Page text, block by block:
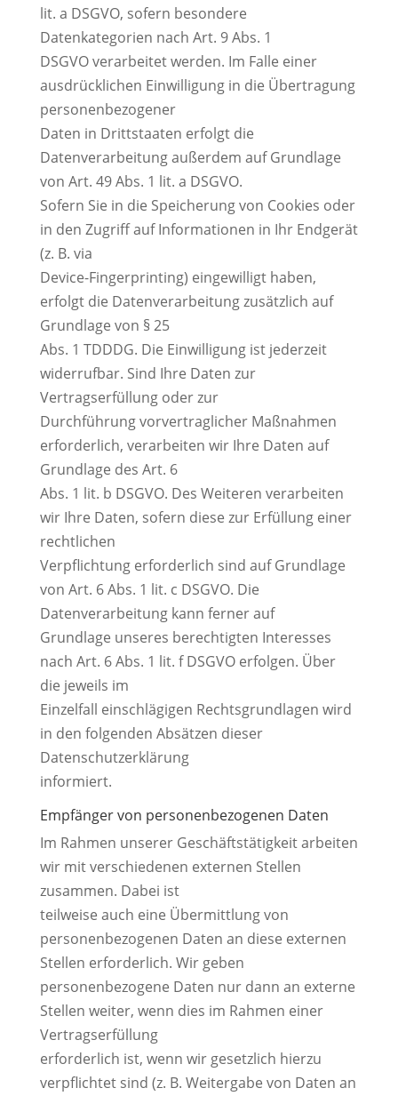
lit. a DSGVO, sofern besondere
Datenkategorien nach Art. 9 Abs. 1
DSGVO verarbeitet werden. Im Falle einer
ausdrücklichen Einwilligung in die Übertragung
personenbezogener
Daten in Drittstaaten erfolgt die
Datenverarbeitung außerdem auf Grundlage
von Art. 49 Abs. 1 lit. a DSGVO.
Sofern Sie in die Speicherung von Cookies oder
in den Zugriff auf Informationen in Ihr Endgerät
(z. B. via
Device-Fingerprinting) eingewilligt haben,
erfolgt die Datenverarbeitung zusätzlich auf
Grundlage von § 25
Abs. 1 TDDDG. Die Einwilligung ist jederzeit
widerrufbar. Sind Ihre Daten zur
Vertragserfüllung oder zur
Durchführung vorvertraglicher Maßnahmen
erforderlich, verarbeiten wir Ihre Daten auf
Grundlage des Art. 6
Abs. 1 lit. b DSGVO. Des Weiteren verarbeiten
wir Ihre Daten, sofern diese zur Erfüllung einer
rechtlichen
Verpflichtung erforderlich sind auf Grundlage
von Art. 6 Abs. 1 lit. c DSGVO. Die
Datenverarbeitung kann ferner auf
Grundlage unseres berechtigten Interesses
nach Art. 6 Abs. 1 lit. f DSGVO erfolgen. Über
die jeweils im
Einzelfall einschlägigen Rechtsgrundlagen wird
in den folgenden Absätzen dieser
Datenschutzerklärung
informiert.
Empfänger von personenbezogenen Daten
Im Rahmen unserer Geschäftstätigkeit arbeiten
wir mit verschiedenen externen Stellen
zusammen. Dabei ist
teilweise auch eine Übermittlung von
personenbezogenen Daten an diese externen
Stellen erforderlich. Wir geben
personenbezogene Daten nur dann an externe
Stellen weiter, wenn dies im Rahmen einer
Vertragserfüllung
erforderlich ist, wenn wir gesetzlich hierzu
verpflichtet sind (z. B. Weitergabe von Daten an